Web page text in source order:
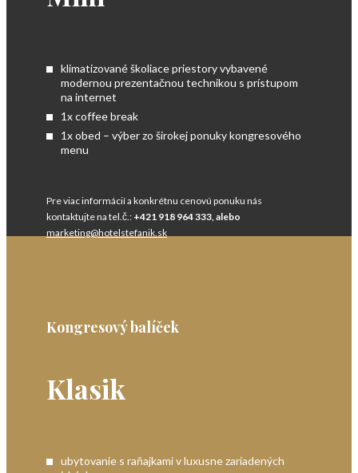
klimatizované školiace priestory vybavené
modernou prezentačnou technikou s prístupom
na internet
1x coffee break
1x obed – výber zo širokej ponuky kongresového
menu
Pre viac informácií a konkrétnu cenovú ponuku nás
kontaktujte na tel.č.: +421 918 964 333, alebo
marketing@hotelstefanik.sk
Kongresový balíček
Klasik
ubytovanie s raňajkami v luxusne zariadených